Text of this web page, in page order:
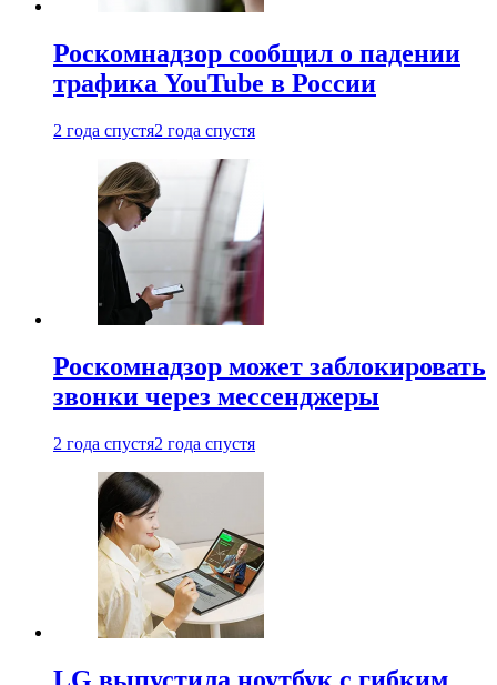
Роскомнадзор сообщил о падении
трафика YouTube в России
2 года спустя2 года спустя
Роскомнадзор может заблокировать
звонки через мессенджеры
2 года спустя2 года спустя
LG выпустила ноутбук с гибким